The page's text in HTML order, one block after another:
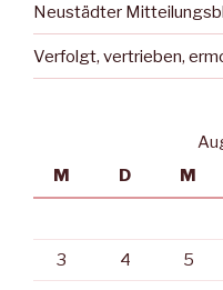
Neustädter
Verfolgt, vertrieben,
M
D M
3 4 5